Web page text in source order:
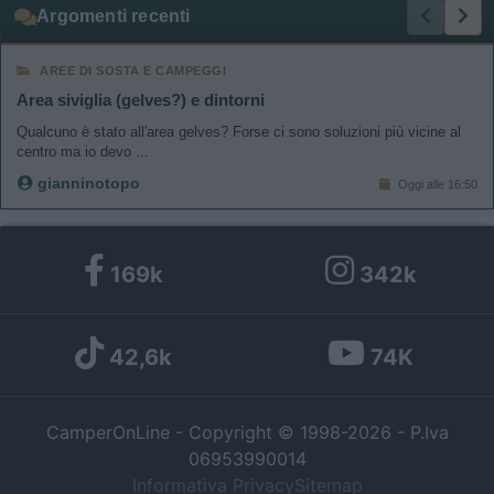
Argomenti recenti
AREE DI SOSTA E CAMPEGGI
Area siviglia (gelves?) e dintorni
Qualcuno è stato all'area gelves? Forse ci sono soluzioni più vicine al
centro ma io devo ...
gianninotopo Oggi alle 16:50
169k 342k
42,6k 74K
CamperOnLine - Copyright © 1998-2026 - P.Iva
06953990014
Informativa Privacy Sitemap